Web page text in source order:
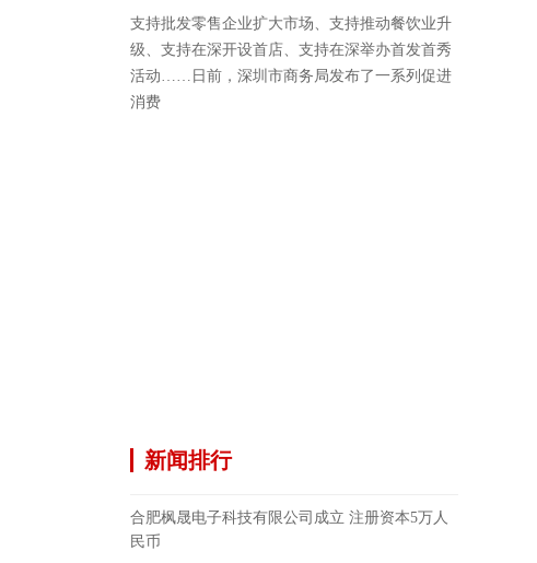
1000万元奖励5万元
支持批发零售企业扩大市场、支持推动餐饮业升
级、支持在深开设首店、支持在深举办首发首秀
活动……日前，深圳市商务局发布了一系列促进
消费
新闻排行
合肥枫晟电子科技有限公司成立 注册资本5万人
民币